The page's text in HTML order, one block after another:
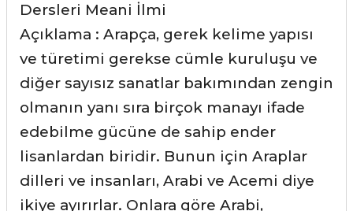
Dersleri Meani İlmi
Açıklama : Arapça, gerek kelime yapısı
ve türetimi gerekse cümle kuruluşu ve
diğer sayısız sanatlar bakımından zengin
olmanın yanı sıra birçok manayı ifade
edebilme gücüne de sahip ender
lisanlardan biridir. Bunun için Araplar
dilleri ve insanları, Arabi ve Acemi diye
ikiye ayırırlar. Onlara göre Arabi,